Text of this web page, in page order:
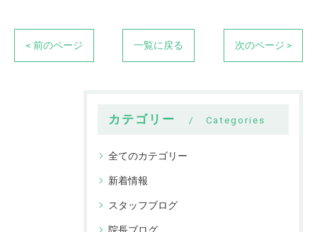
< 前のページ 一覧に戻る 次のページ >
カテゴリー Categories
全てのカテゴリー
新着情報
スタッフブログ